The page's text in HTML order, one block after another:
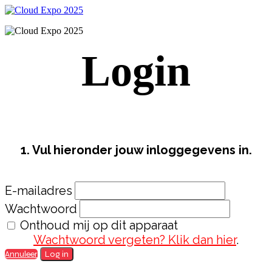
Login
1. Vul hieronder jouw inloggegevens in.
E-mailadres
Wachtwoord
Onthoud mij op dit apparaat
Wachtwoord vergeten? Klik dan hier.
Annuleer Log in